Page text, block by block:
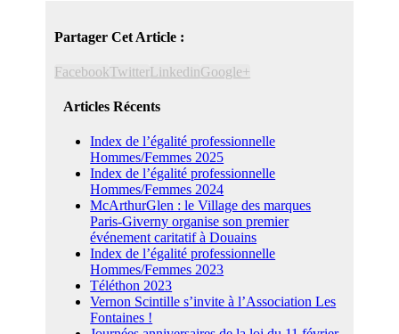
Partager Cet Article :
FacebookTwitterLinkedinGoogle+
Articles Récents
Index de l’égalité professionnelle
Hommes/Femmes 2025
Index de l’égalité professionnelle
Hommes/Femmes 2024
McArthurGlen : le Village des marques
Paris-Giverny organise son premier
événement caritatif à Douains
Index de l’égalité professionnelle
Hommes/Femmes 2023
Téléthon 2023
Vernon Scintille s’invite à l’Association Les
Fontaines !